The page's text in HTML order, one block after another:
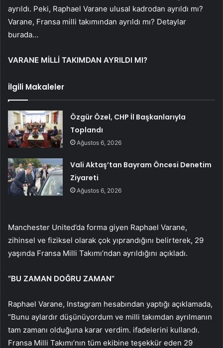
ayrıldı. Peki, Raphael Varane ulusal kadrodan ayrıldı mı?
Varane, Fransa milli takımından ayrıldı mı? Detaylar
burada…
VARANE MİLLİ TAKIMDAN AYRILDI MI?
İlgili Makaleler
Özgür Özel, CHP İl Başkanlarıyla
Toplandı
Ağustos 6, 2026
Vali Aktaş’tan Bayram Öncesi Denetim
Ziyareti
Ağustos 6, 2026
Manchester United’da forma giyen Raphael Varane,
zihinsel ve fiziksel olarak çok yıprandığını belirterek, 29
yaşında Fransa Milli Takımı’ndan ayrıldığını açıkladı.
“BU ZAMAN DOĞRU ZAMAN”
Raphael Varane, Instagram hesabından yaptığı açıklamada,
“Bunu aylardır düşünüyordum ve milli takımdan ayrılmanın
tam zamanı olduğuna karar verdim. ifadelerini kullandı.
Fransa Milli Takımı’nın tüm ekibine teşekkür eden 29